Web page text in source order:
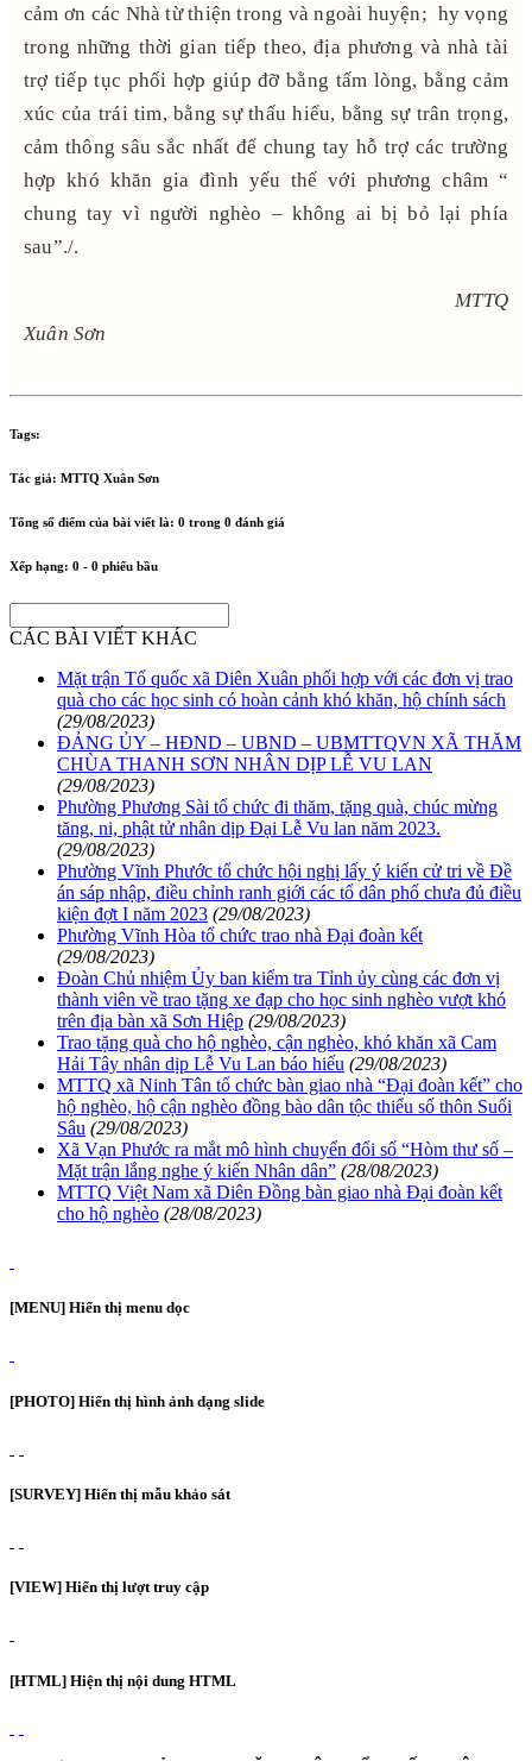
cảm ơn các Nhà từ thiện trong và ngoài huyện; hy vọng
trong những thời gian tiếp theo, địa phương và nhà tài
trợ tiếp tục phối hợp giúp đỡ bằng tấm lòng, bằng cảm
xúc của trái tim, bằng sự thấu hiểu, bằng sự trân trọng,
cảm thông sâu sắc nhất để chung tay hỗ trợ các trường
hợp khó khăn gia đình yếu thế với phương châm “
chung tay vì người nghèo – không ai bị bỏ lại phía
sau”./.
MTTQ
Xuân Sơn
Tags:
Tác giả: MTTQ Xuân Sơn
Tổng số điểm của bài viết là: 0 trong 0 đánh giá
Xếp hạng: 0 - 0 phiếu bầu
CÁC BÀI VIẾT KHÁC
Mặt trận Tổ quốc xã Diên Xuân phối hợp với các đơn vị trao
quà cho các học sinh có hoàn cảnh khó khăn, hộ chính sách
(29/08/2023)
ĐẢNG ỦY – HĐND – UBND – UBMTTQVN XÃ THĂM
CHÙA THANH SƠN NHÂN DỊP LỄ VU LAN
(29/08/2023)
Phường Phương Sài tổ chức đi thăm, tặng quà, chúc mừng
tăng, ni, phật tử nhân dịp Đại Lễ Vu lan năm 2023.
(29/08/2023)
Phường Vĩnh Phước tổ chức hội nghị lấy ý kiến cử tri về Đề
án sáp nhập, điều chỉnh ranh giới các tổ dân phố chưa đủ điều
kiện đợt I năm 2023 (29/08/2023)
Phường Vĩnh Hòa tổ chức trao nhà Đại đoàn kết
(29/08/2023)
Đoàn Chủ nhiệm Ủy ban kiểm tra Tỉnh ủy cùng các đơn vị
thành viên về trao tặng xe đạp cho học sinh nghèo vượt khó
trên địa bàn xã Sơn Hiệp (29/08/2023)
Trao tặng quà cho hộ nghèo, cận nghèo, khó khăn xã Cam
Hải Tây nhân dịp Lễ Vu Lan báo hiếu (29/08/2023)
MTTQ xã Ninh Tân tổ chức bàn giao nhà “Đại đoàn kết” cho
hộ nghèo, hộ cận nghèo đồng bào dân tộc thiểu số thôn Suối
Sâu (29/08/2023)
Xã Vạn Phước ra mắt mô hình chuyển đổi số “Hòm thư số –
Mặt trận lắng nghe ý kiến Nhân dân” (28/08/2023)
MTTQ Việt Nam xã Diên Đồng bàn giao nhà Đại đoàn kết
cho hộ nghèo (28/08/2023)
[MENU] Hiển thị menu dọc
[PHOTO] Hiển thị hình ảnh dạng slide
[SURVEY] Hiển thị mẫu khảo sát
[VIEW] Hiển thị lượt truy cập
[HTML] Hiện thị nội dung HTML